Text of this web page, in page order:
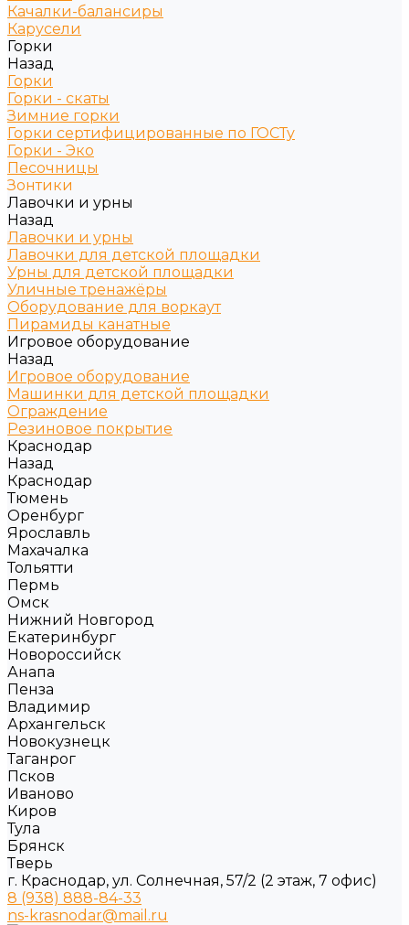
Качалки-балансиры
Карусели
Горки
Назад
Горки
Горки - скаты
Зимние горки
Горки сертифицированные по ГОСТу
Горки - Эко
Песочницы
Зонтики
Лавочки и урны
Назад
Лавочки и урны
Лавочки для детской площадки
Урны для детской площадки
Уличные тренажёры
Оборудование для воркаут
Пирамиды канатные
Игровое оборудование
Назад
Игровое оборудование
Машинки для детской площадки
Ограждение
Резиновое покрытие
Краснодар
Назад
Краснодар
Тюмень
Оренбург
Ярославль
Махачалка
Тольятти
Пермь
Омск
Нижний Новгород
Екатеринбург
Новороссийск
Анапа
Пенза
Владимир
Архангельск
Новокузнецк
Таганрог
Псков
Иваново
Киров
Тула
Брянск
Тверь
г. Краснодар, ул. Солнечная, 57/2 (2 этаж, 7 офис)
8 (938) 888-84-33
ns-krasnodar@mail.ru